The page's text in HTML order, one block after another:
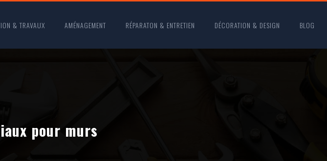
& TRAVAUX AMÉNAGEMENT RÉPARATON & ENTRETIEN DÉCORATION & DESIGN BLOG
pour murs